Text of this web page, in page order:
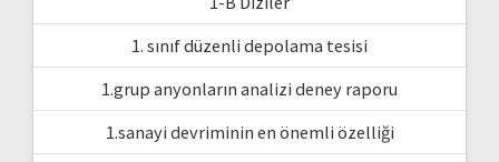
1. sınıf düzenli depolama tesisi
1.grup anyonların analizi deney raporu
1.sanayi devriminin en önemli özelliği